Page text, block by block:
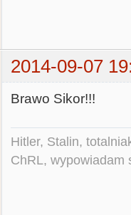
2014-09-07
Brawo Sikor!!!
Hitler, Stalin,
ChRL, wypowiadam